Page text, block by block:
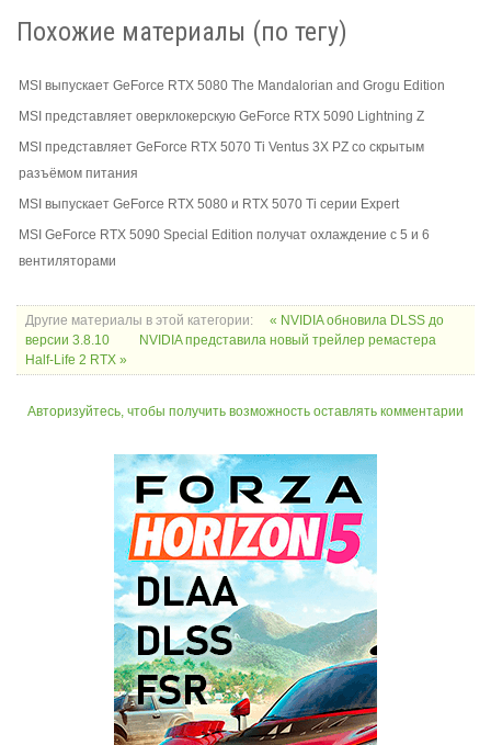
Похожие материалы (по тегу)
MSI выпускает GeForce RTX 5080 The Mandalorian and Grogu Edition
MSI представляет оверклокерскую GeForce RTX 5090 Lightning Z
MSI представляет GeForce RTX 5070 Ti Ventus 3X PZ со скрытым
разъёмом питания
MSI выпускает GeForce RTX 5080 и RTX 5070 Ti серии Expert
MSI GeForce RTX 5090 Special Edition получат охлаждение с 5 и 6
вентиляторами
Другие материалы в этой категории:
« NVIDIA обновила DLSS до
версии 3.8.10
NVIDIA представила новый трейлер ремастера
Half-Life 2 RTX »
Авторизуйтесь, чтобы получить возможность оставлять комментарии